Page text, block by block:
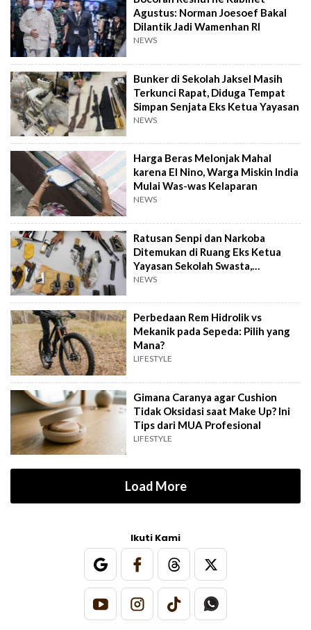
Agustus: Norman Joesoef Bakal
Dilantik Jadi Wamenhan RI
NEWS
Bunker di Sekolah Jaksel Masih
Terkunci Rapat, Diduga Tempat
Simpan Senjata Eks Ketua Yayasan
NEWS
Harga Beras Melonjak Mahal
karena El Nino, Warga Miskin India
Mulai Was-was Kelaparan
NEWS
Ratusan Senpi dan Narkoba
Ditemukan di Ruang Eks Ketua
Yayasan Sekolah Swasta,
Pengelola Buka Suara
NEWS
Perbedaan Rem Hidrolik vs
Mekanik pada Sepeda: Pilih yang
Mana?
LIFESTYLE
Gimana Caranya agar Cushion
Tidak Oksidasi saat Make Up? Ini
Tips dari MUA Profesional
LIFESTYLE
Load More
Ikuti Kami